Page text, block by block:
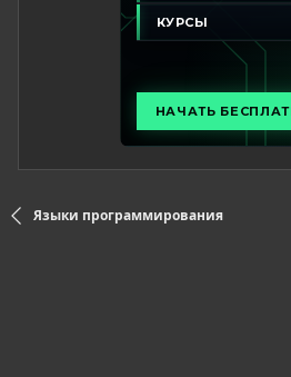
Языки программирования